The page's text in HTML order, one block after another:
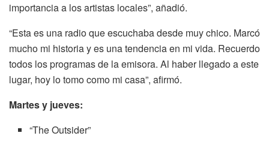
importancia a los artistas locales”, añadió.
“Esta es una radio que escuchaba desde muy chico. Marcó
mucho mi historia y es una tendencia en mi vida. Recuerdo
todos los programas de la emisora. Al haber llegado a este
lugar, hoy lo tomo como mi casa”, afirmó.
Martes y jueves:
“The Outsider”